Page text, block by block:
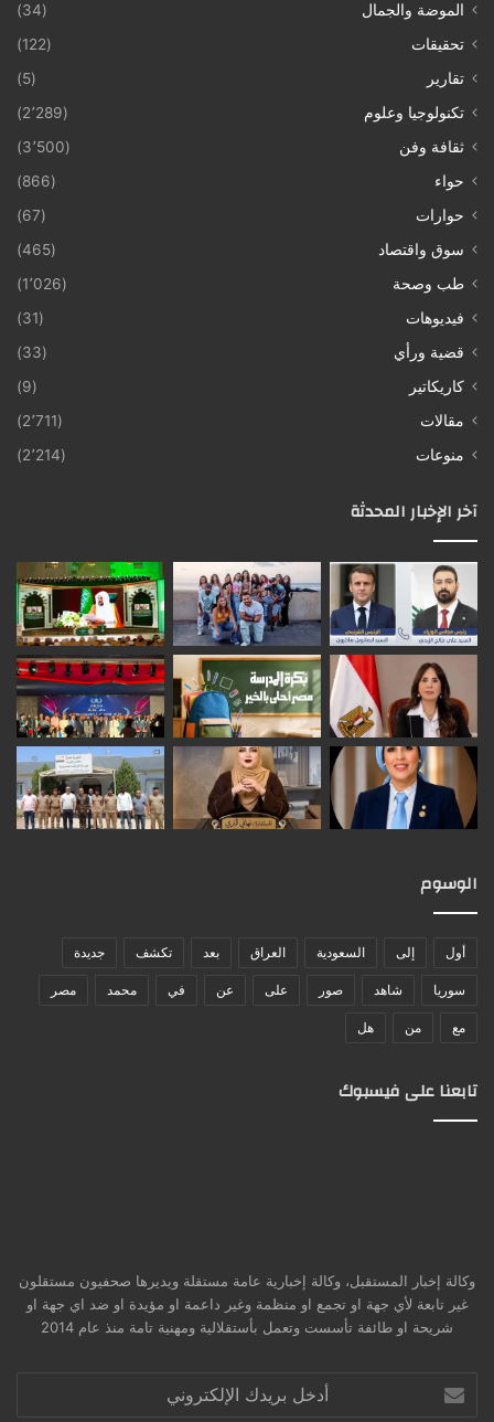
الموضة والجمال
(34)
تحقيقات
(122)
تقارير
(5)
تكنولوجيا وعلوم
(2٬289)
ثقافة وفن
(3٬500)
حواء
(866)
حوارات
(67)
سوق واقتصاد
(465)
طب وصحة
(1٬026)
فيديوهات
(31)
قضية ورأي
(33)
كاريكاتير
(9)
مقالات
(2٬711)
منوعات
(2٬214)
آخر الإخبار المحدثة
الوسوم
أول إلى السعودية العراق بعد تكشف جديدة
سوريا شاهد صور على عن في محمد مصر
مع من هل
تابعنا على فيسبوك
وكالة إخبار المستقبل، وكالة إخبارية عامة مستقلة ويديرها صحفيون مستقلون
غير تابعة لأي جهة او تجمع او منظمة وغير داعمة او مؤيدة او ضد اي جهة او
شريحة او طائفة تأسست وتعمل بأستقلالية ومهنية تامة منذ عام 2014
بريدك